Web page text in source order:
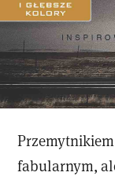
fabularnym,